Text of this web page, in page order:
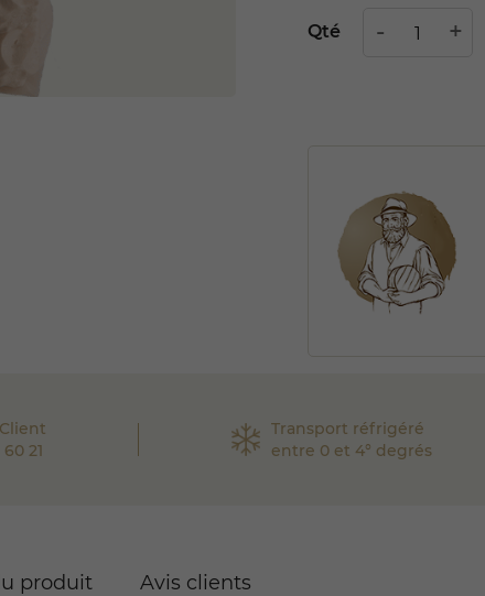
21
Transport réfrigéré
entre 0 et 4° degrés
produit Avis clients
Qté